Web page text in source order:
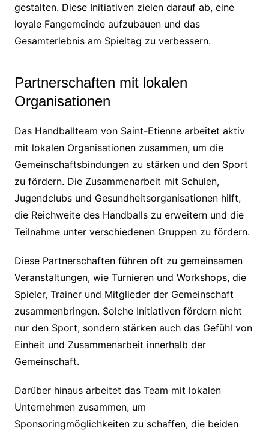
gestalten. Diese Initiativen zielen darauf ab, eine
loyale Fangemeinde aufzubauen und das
Gesamterlebnis am Spieltag zu verbessern.
Partnerschaften mit lokalen
Organisationen
Das Handballteam von Saint-Etienne arbeitet aktiv
mit lokalen Organisationen zusammen, um die
Gemeinschaftsbindungen zu stärken und den Sport
zu fördern. Die Zusammenarbeit mit Schulen,
Jugendclubs und Gesundheitsorganisationen hilft,
die Reichweite des Handballs zu erweitern und die
Teilnahme unter verschiedenen Gruppen zu fördern.
Diese Partnerschaften führen oft zu gemeinsamen
Veranstaltungen, wie Turnieren und Workshops, die
Spieler, Trainer und Mitglieder der Gemeinschaft
zusammenbringen. Solche Initiativen fördern nicht
nur den Sport, sondern stärken auch das Gefühl von
Einheit und Zusammenarbeit innerhalb der
Gemeinschaft.
Darüber hinaus arbeitet das Team mit lokalen
Unternehmen zusammen, um
Sponsoringmöglichkeiten zu schaffen, die beiden